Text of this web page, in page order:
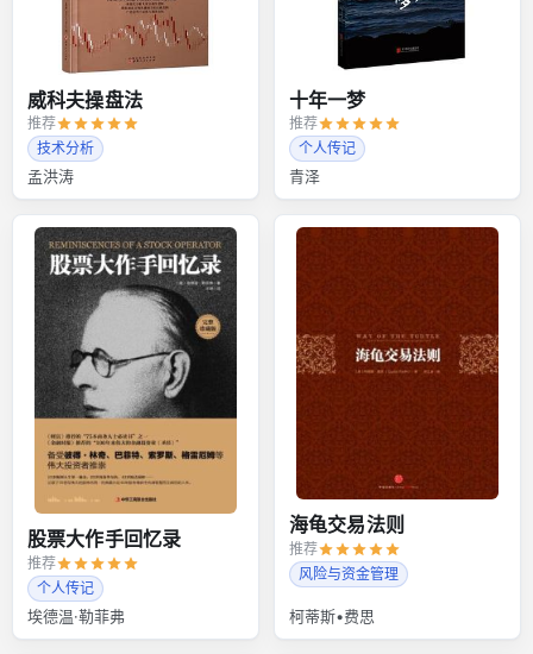
威科夫操盘法
推荐
技术分析
孟洪涛
十年一梦
推荐
个人传记
青泽
股票大作手回忆录
推荐
个人传记
埃德温·勒菲弗
海龟交易法则
推荐
风险与资金管理
柯蒂斯•费思